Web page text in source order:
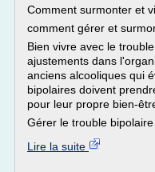
Comment surmonter et
comment gérer et
Bien vivre avec le
ajustements dans
anciens alcooliques qui
bipolaires doivent
pour leur propre bien-
Gérer le trouble bipolaire
Lire la suite